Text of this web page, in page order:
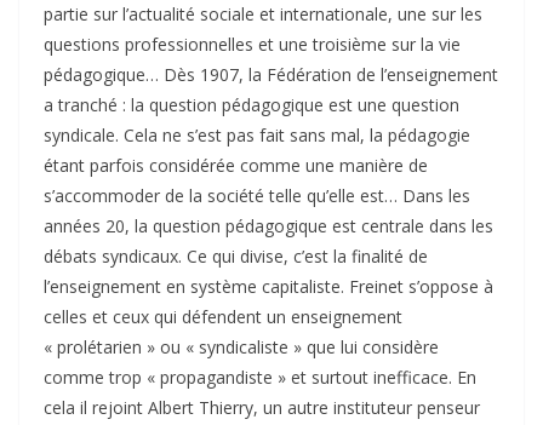
partie sur l’actualité sociale et internationale, une sur les
questions professionnelles et une troisième sur la vie
pédagogique… Dès 1907, la Fédération de l’enseignement
a tranché : la question pédagogique est une question
syndicale. Cela ne s’est pas fait sans mal, la pédagogie
étant parfois considérée comme une manière de
s’accommoder de la société telle qu’elle est… Dans les
années 20, la question pédagogique est centrale dans les
débats syndicaux. Ce qui divise, c’est la finalité de
l’enseignement en système capitaliste. Freinet s’oppose à
celles et ceux qui défendent un enseignement
« prolétarien » ou « syndicaliste » que lui considère
comme trop « propagandiste » et surtout inefficace. En
cela il rejoint Albert Thierry, un autre instituteur penseur